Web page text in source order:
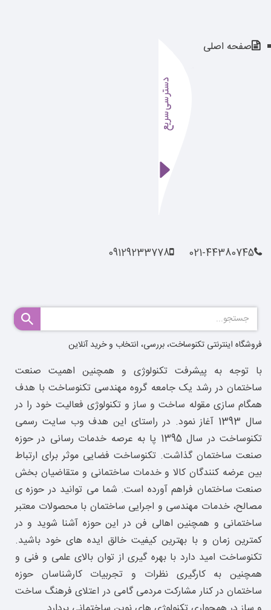
صفحه اصلی
021-44380745
09129233778
فروشگاه اینترنتی تکنوساخت، بررسی، انتخاب و خرید آنلاین
با توجه به پیشرفت تکنولوژی و همچنین اهمیت صنعت
ساختمان در رشد یک جامعه گروه مهندسی تکنوساخت با هدف
همگام سازی مقوله ساخت و ساز و تکنولوژی فعالیت خود را در
سال 1393 آغاز نمود. در راستای این هدف وب سایت رسمی
تکنوساخت در سال 1395 پا به عرصه خدمات رسانی در حوزه
صنعت ساختمان گذاشت. تکنوساخت فضایی موثر برای ارتباط
بین عرضه کنندگان کالا و خدمات ساختمانی و متقاضیان بخش
صنعت ساختمان فراهم آورده است. شما می توانید در حوزه ی
مصالح، خدمات مهندسی و اجرایی ساختمان با محصولات معتبر
ساختمانی و همچنین اهالی فن در این حوزه آشنا شوید و در
کمترین زمان و با بهترین کیفیت خالق ایده های خود باشید.
تکنوساخت امید دارد با بهره گیری از توان بالای علمی و فنی و
همچنین به کارگیری نظرات و تجربیات کارشناسان حوزه
ساختمان در کنار مشارکت مردمی گامی در اعتلای فرهنگ ساخت